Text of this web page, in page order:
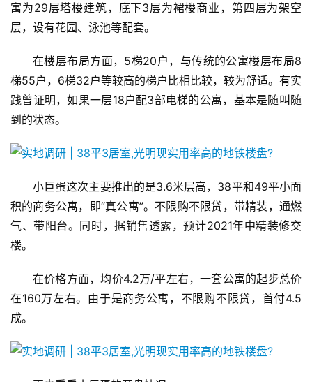
寓为29层塔楼建筑，底下3层为裙楼商业，第四层为架空
层，设有花园、泳池等配套。
在楼层布局方面，5梯20户，与传统的公寓楼层布局8
梯55户，6梯32户等较高的梯户比相比较，较为舒适。有实
践曾证明，如果一层18户配3部电梯的公寓，基本是随叫随
到的状态。
小巨蛋这次主要推出的是3.6米层高，38平和49平小面
积的商务公寓，即“真公寓”。不限购不限贷，带精装，通燃
气、带阳台。同时，据销售透露，预计2021年中精装修交
楼。
在价格方面，均价4.2万/平左右，一套公寓的起步总价
在160万左右。由于是商务公寓，不限购不限贷，首付4.5
成。